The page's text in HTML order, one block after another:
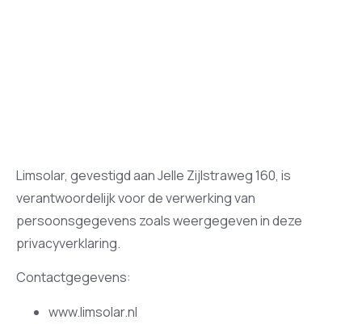
Limsolar, gevestigd aan Jelle Zijlstraweg 160, is
verantwoordelijk voor de verwerking van
persoonsgegevens zoals weergegeven in deze
privacyverklaring.
Contactgegevens:
www.limsolar.nl